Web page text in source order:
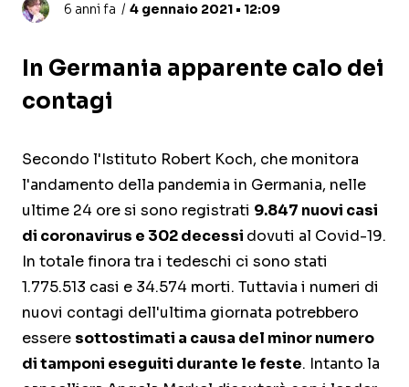
6 anni fa 4 gennaio 2021 • 12:09
In Germania apparente calo dei
contagi
Secondo l'Istituto Robert Koch, che monitora
l'andamento della pandemia in Germania, nelle
ultime 24 ore si sono registrati 9.847 nuovi casi
di coronavirus e 302 decessi dovuti al Covid-19.
In totale finora tra i tedeschi ci sono stati
1.775.513 casi e 34.574 morti. Tuttavia i numeri di
nuovi contagi dell'ultima giornata potrebbero
essere sottostimati a causa del minor numero
di tamponi eseguiti durante le feste. Intanto la